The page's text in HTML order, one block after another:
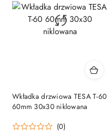
Wkładka drzwiowa TESA T-60
60mm 30x30 niklowana
(0)